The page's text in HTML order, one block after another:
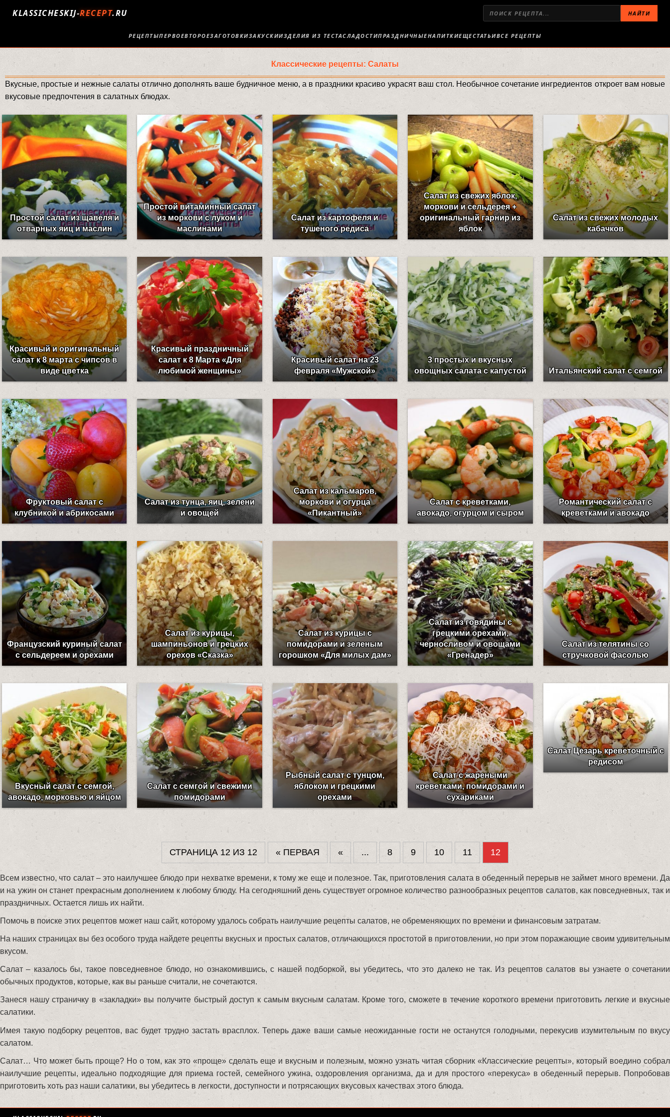
KLASSICHESKIJ-RECEPT.RU НАЙТИ
РЕЦЕПТЫПЕРВОЕВТОРОЕЗАГОТОВКИЗАКУСКИИЗДЕЛИЯ ИЗ ТЕСТАСЛАДОСТИПРАЗДНИЧНЫЕНАПИТКИЕЩЕСТАТЬИВСЕ РЕЦЕПТЫ
Классические рецепты: Салаты
Вкусные, простые и нежные салаты отлично дополнять ваше будничное меню, а в праздники красиво украсят ваш стол. Необычное сочетание ингредиентов откроет вам новые
вкусовые предпочтения в салатных блюдах.
Простой салат из щавеля и
отварных яиц и маслин
Простой витаминный салат
из моркови с луком и
маслинами
Салат из картофеля и
тушеного редиса
Салат из свежих яблок,
моркови и сельдерея +
оригинальный гарнир из
яблок
Салат из свежих молодых
кабачков
Красивый и оригинальный
салат к 8 марта с чипсов в
виде цветка
Красивый праздничный
салат к 8 Марта «Для
любимой женщины»
Красивый салат на 23
февраля «Мужской»
3 простых и вкусных
овощных салата с капустой
Итальянский салат с семгой
Фруктовый салат с
клубникой и абрикосами
Салат из тунца, яиц, зелени
и овощей
Салат из кальмаров,
моркови и огурца
«Пикантный»
Салат с креветками,
авокадо, огурцом и сыром
Романтический салат с
креветками и авокадо
Французский куриный салат
с сельдереем и орехами
Салат из курицы,
шампиньонов и грецких
орехов «Сказка»
Салат из курицы с
помидорами и зеленым
горошком «Для милых дам»
Салат из говядины с
грецкими орехами,
черносливом и овощами
«Гренадер»
Салат из телятины со
стручковой фасолью
Вкусный салат с семгой,
авокадо, морковью и яйцом
Салат с семгой и свежими
помидорами
Рыбный салат с тунцом,
яблоком и грецкими
орехами
Салат с жареными
креветками, помидорами и
сухариками
Салат Цезарь креветочный с
редисом
СТРАНИЦА 12 ИЗ 12 « ПЕРВАЯ « ... 8 9 10 11 12
Всем известно, что салат – это наилучшее блюдо при нехватке времени, к тому же еще и полезное. Так, приготовления салата в обеденный перерыв не займет много времени. Да
и на ужин он станет прекрасным дополнением к любому блюду. На сегодняшний день существует огромное количество разнообразных рецептов салатов, как повседневных, так и
праздничных. Остается лишь их найти.
Помочь в поиске этих рецептов может наш сайт, которому удалось собрать наилучшие рецепты салатов, не обременяющих по времени и финансовым затратам.
На наших страницах вы без особого труда найдете рецепты вкусных и простых салатов, отличающихся простотой в приготовлении, но при этом поражающие своим удивительным
вкусом.
Салат – казалось бы, такое повседневное блюдо, но ознакомившись, с нашей подборкой, вы убедитесь, что это далеко не так. Из рецептов салатов вы узнаете о сочетании
обычных продуктов, которые, как вы раньше считали, не сочетаются.
Занеся нашу страничку в «закладки» вы получите быстрый доступ к самым вкусным салатам. Кроме того, сможете в течение короткого времени приготовить легкие и вкусные
салатики.
Имея такую подборку рецептов, вас будет трудно застать врасплох. Теперь даже ваши самые неожиданные гости не останутся голодными, перекусив изумительным по вкусу
салатом.
Салат… Что может быть проще? Но о том, как это «проще» сделать еще и вкусным и полезным, можно узнать читая сборник «Классические рецепты», который воедино собрал
наилучшие рецепты, идеально подходящие для приема гостей, семейного ужина, оздоровления организма, да и для простого «перекуса» в обеденный перерыв. Попробовав
приготовить хоть раз наши салатики, вы убедитесь в легкости, доступности и потрясающих вкусовых качествах этого блюда.